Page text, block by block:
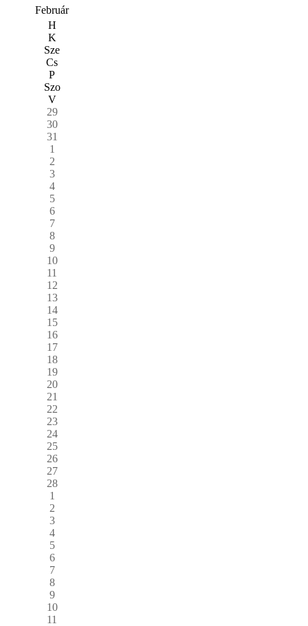
Február
H
K
Sze
Cs
P
Szo
V
29
30
31
1
2
3
4
5
6
7
8
9
10
11
12
13
14
15
16
17
18
19
20
21
22
23
24
25
26
27
28
1
2
3
4
5
6
7
8
9
10
11